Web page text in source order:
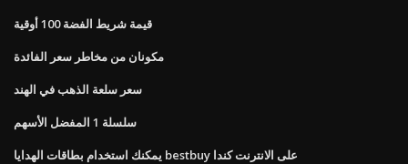
قيمة شريط الفضة 100 أوقية
مكونان من مخاطر سعر الفائدة
سعر سلعة الذهب في الهند
سلسلة 1 المفضل الأسهم
يمكنك استخدام بطاقات الهدايا bestbuy على الانترنت كندا